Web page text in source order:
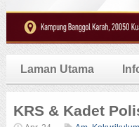
Laman Utama
KRS & Kadet